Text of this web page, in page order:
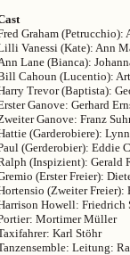
Graham (Petrucchio):
Vanessi (Kate): Ann
Lane (Bianca):
Cahoun (Lucentio):
Trevor (Baptista):
Ganove: Gerhard
Ganove: Franz
(Garderobiere):
(Gerderobier): Eddie
(Inspizient): Gerald
(Erster Freier):
(Zweiter Freier):
Howell: Friedrich
Mortimer Müller
Karl Stöhr
Leitung: